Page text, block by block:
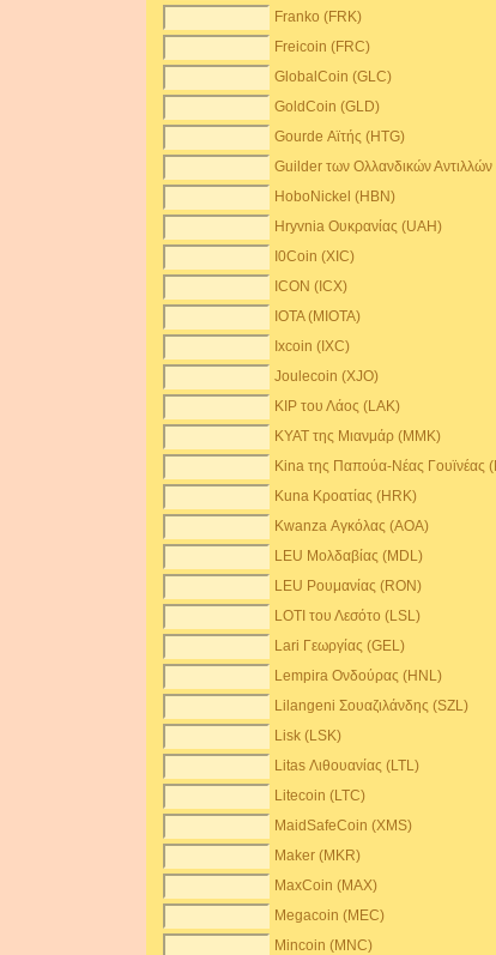
Franko (FRK)
Freicoin (FRC)
GlobalCoin (GLC)
GoldCoin (GLD)
Gourde Αϊτής (HTG)
Guilder των Ολλανδικών
HoboNickel (HBN)
Hryvnia Ουκρανίας (UAH)
I0Coin (XIC)
ICON (ICX)
IOTA (MIOTA)
Ixcoin (IXC)
Joulecoin (XJO)
KIP του Λάος (LAK)
KYAT της Μιανμάρ (MMK)
Kina της Παπούα-Νέας Γουϊνέας
Kuna Κροατίας (HRK)
Kwanza Αγκόλας (AOA)
LEU Μολδαβίας (MDL)
LEU Ρουμανίας (RON)
LOTI του Λεσότο (LSL)
Lari Γεωργίας (GEL)
Lempira Ονδούρας (HNL)
Lilangeni Σουαζιλάνδης (SZL)
Lisk (LSK)
Litas Λιθουανίας (LTL)
Litecoin (LTC)
MaidSafeCoin (XMS)
Maker (MKR)
MaxCoin (MAX)
Megacoin (MEC)
Mincoin (MNC)